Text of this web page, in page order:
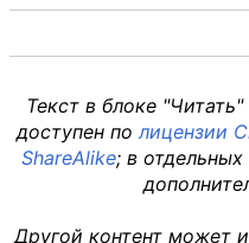
Текст в блоке
доступен по лицензии
ShareAlike; в отдельных
Другой контент может